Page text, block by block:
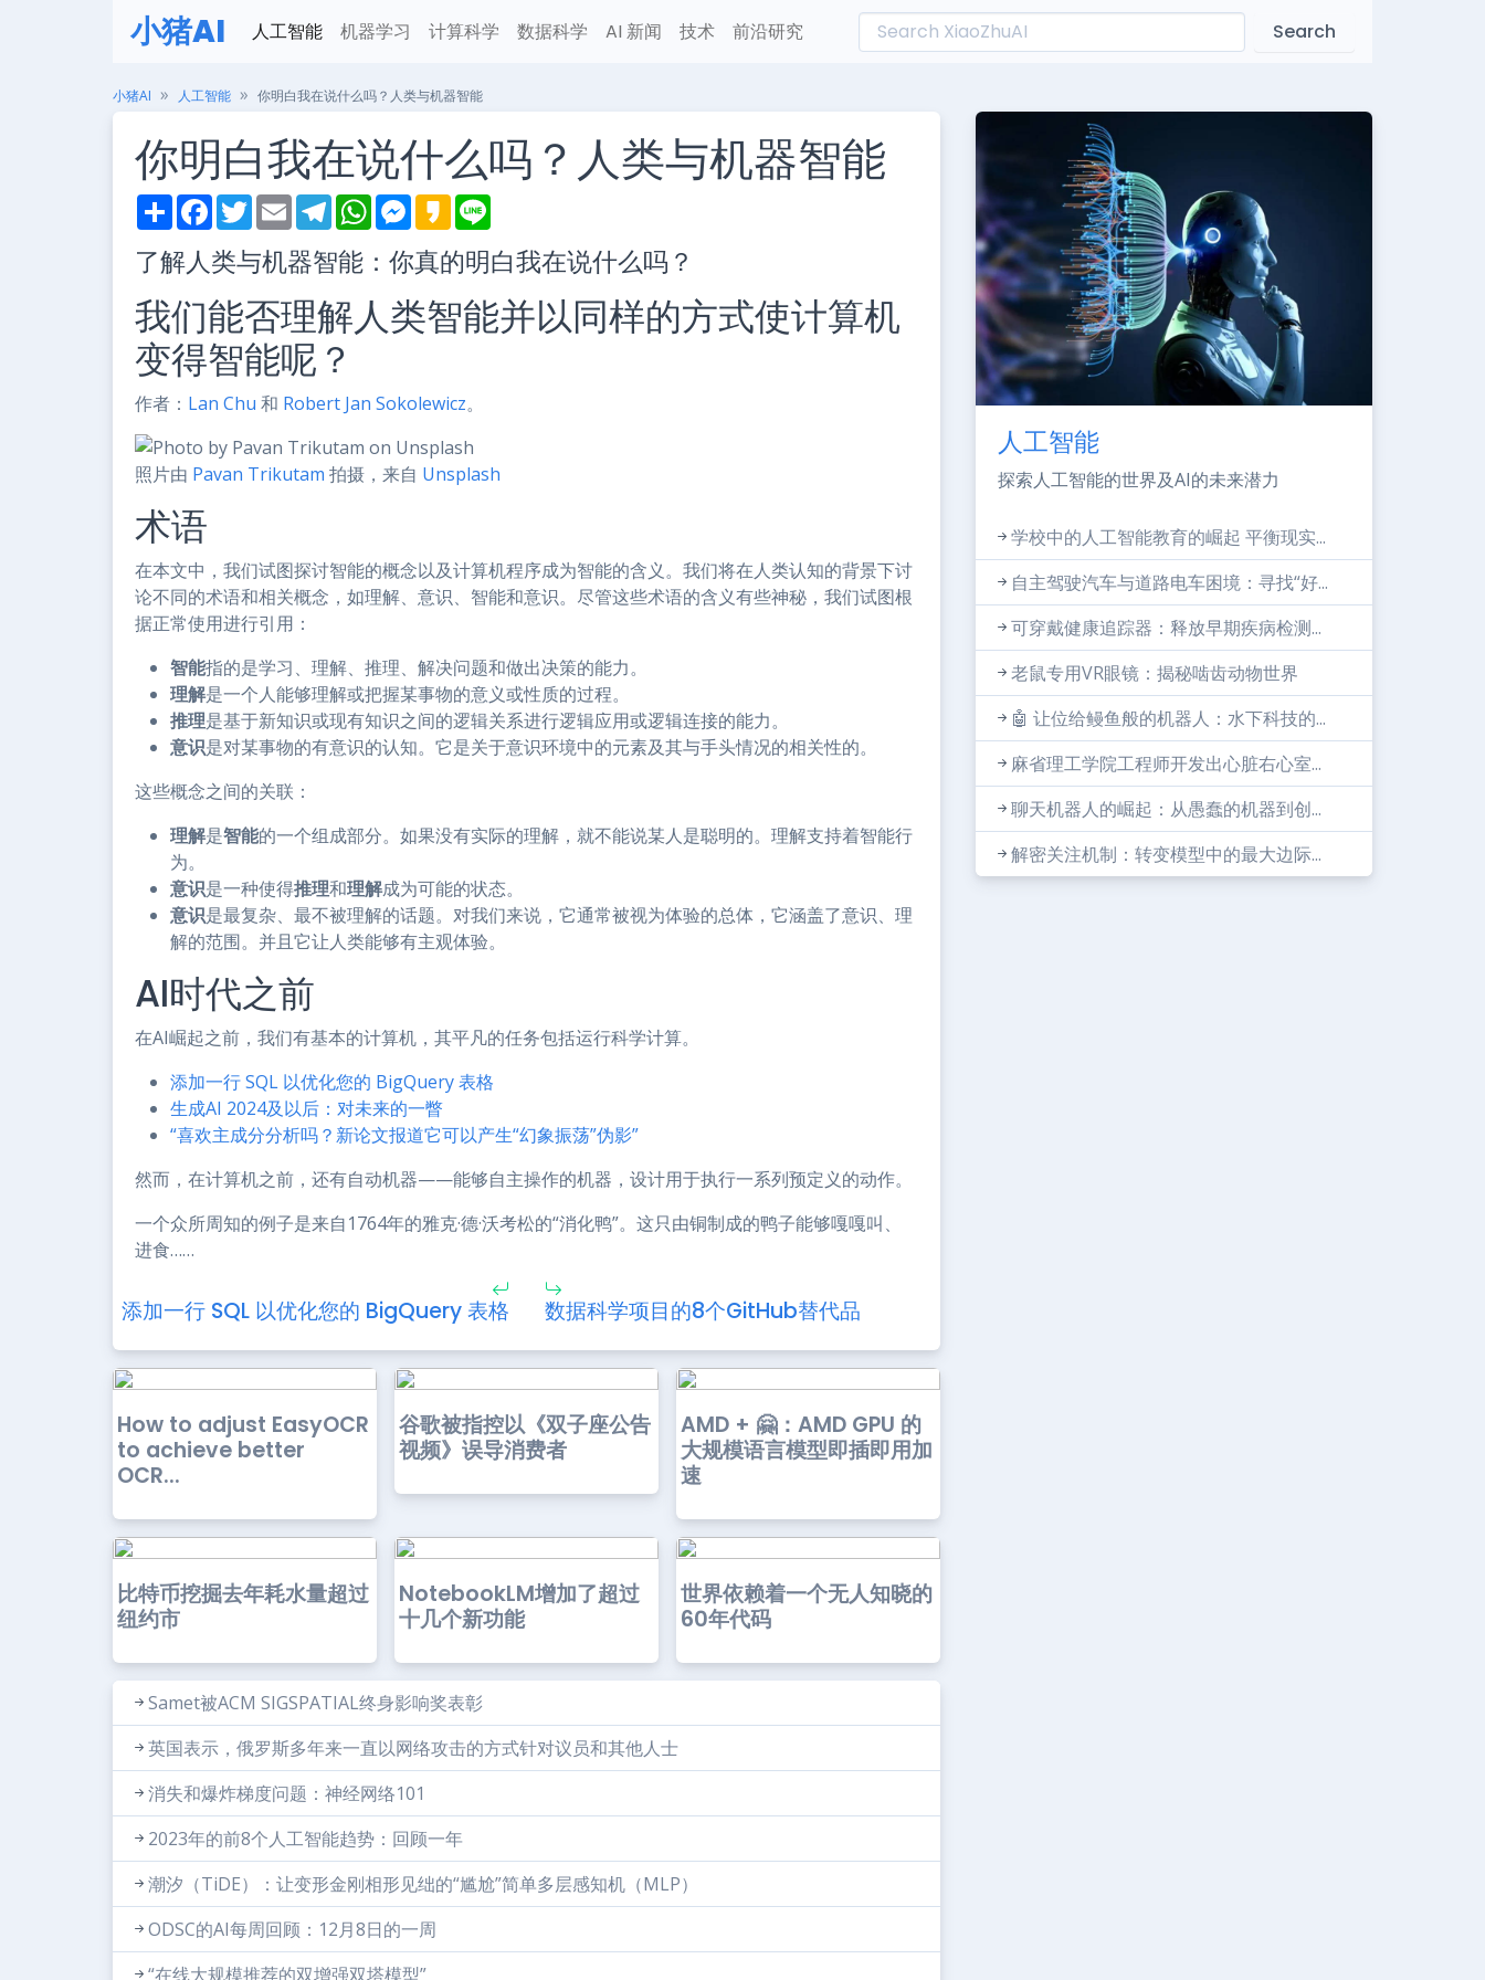
小猪AI 人工智能 机器学习 计算科学 数据科学 AI 新闻 技术 前沿研究 Search
小猪AI 人工智能 你明白我在说什么吗？人类与机器智能
你明白我在说什么吗？人类与机器智能
S
h
r
e
F
a
e
b
o
k
T
w
t
t
r
E
m
i
l
T
e
e
g
a
m
W
h
t
s
p
p
M
e
s
e
g
e
K
a
a
o
e
了解人类与机器智能：你真的明白我在说什么吗？
我们能否理解人类智能并以同样的方式使计算机
变得智能呢？
作者： Lan Chu 和 Robert Jan Sokolewicz。
照片由 Pavan Trikutam 拍摄，来自 Unsplash
术语
在本文中，我们试图探讨智能的概念以及计算机程序成为智能的含义。我们将在人类认知的背景下讨
论不同的术语和相关概念，如理解、意识、智能和意识。尽管这些术语的含义有些神秘，我们试图根
据正常使用进行引用：
智能指的是学习、理解、推理、解决问题和做出决策的能力。
理解是一个人能够理解或把握某事物的意义或性质的过程。
推理是基于新知识或现有知识之间的逻辑关系进行逻辑应用或逻辑连接的能力。
意识是对某事物的有意识的认知。它是关于意识环境中的元素及其与手头情况的相关性的。
这些概念之间的关联：
理解是智能的一个组成部分。如果没有实际的理解，就不能说某人是聪明的。理解支持着智能行
为。
意识是一种使得推理和理解成为可能的状态。
意识是最复杂、最不被理解的话题。对我们来说，它通常被视为体验的总体，它涵盖了意识、理
解的范围。并且它让人类能够有主观体验。
AI时代之前
在AI崛起之前，我们有基本的计算机，其平凡的任务包括运行科学计算。
添加一行 SQL 以优化您的 BigQuery 表格
生成AI 2024及以后：对未来的一瞥
“喜欢主成分分析吗？新论文报道它可以产生“幻象振荡”伪影”
然而，在计算机之前，还有自动机器——能够自主操作的机器，设计用于执行一系列预定义的动作。
一个众所周知的例子是来自1764年的雅克·德·沃考松的“消化鸭”。这只由铜制成的鸭子能够嘎嘎叫、
进食……
添加一行 SQL 以优化您的 BigQuery 表格 数据科学项目的8个GitHub替代品
How to adjust EasyOCR
to achieve better
OCR...
谷歌被指控以《双子座公告
视频》误导消费者
AMD + 🤗：AMD GPU 的
大规模语言模型即插即用加
速
比特币挖掘去年耗水量超过
纽约市
NotebookLM增加了超过
十几个新功能
世界依赖着一个无人知晓的
60年代码
Samet被ACM SIGSPATIAL终身影响奖表彰
英国表示，俄罗斯多年来一直以网络攻击的方式针对议员和其他人士
消失和爆炸梯度问题：神经网络101
2023年的前8个人工智能趋势：回顾一年
潮汐（TiDE）：让变形金刚相形见绌的“尴尬”简单多层感知机（MLP）
ODSC的AI每周回顾：12月8日的一周
“在线大规模推荐的双增强双塔模型”
人工智能
探索人工智能的世界及AI的未来潜力
学校中的人工智能教育的崛起 平衡现实...
自主驾驶汽车与道路电车困境：寻找“好...
可穿戴健康追踪器：释放早期疾病检测...
老鼠专用VR眼镜：揭秘啮齿动物世界
🤖 让位给鳗鱼般的机器人：水下科技的...
麻省理工学院工程师开发出心脏右心室...
聊天机器人的崛起：从愚蠢的机器到创...
解密关注机制：转变模型中的最大边际...